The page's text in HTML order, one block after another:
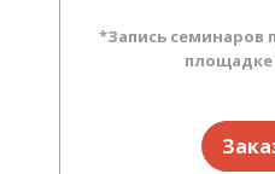
*Запись семинаров
площадке